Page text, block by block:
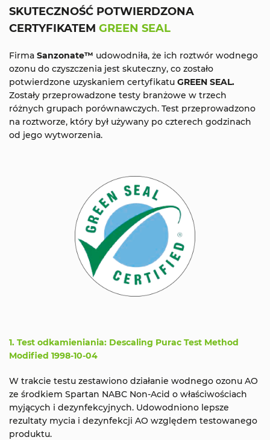
SKUTECZNOŚĆ POTWIERDZONA
CERTYFIKATEM GREEN SEAL
Firma Sanzonate™ udowodniła, że ich roztwór wodnego
ozonu do czyszczenia jest skuteczny, co zostało
potwierdzone uzyskaniem certyfikatu GREEN SEAL.
Zostały przeprowadzone testy branżowe w trzech
różnych grupach porównawczych. Test przeprowadzono
na roztworze, który był używany po czterech godzinach
od jego wytworzenia.
1. Test odkamieniania: Descaling Purac Test Method
Modified 1998-10-04
W trakcie testu zestawiono działanie wodnego ozonu AO
ze środkiem Spartan NABC Non-Acid o właściwościach
myjących i dezynfekcyjnych. Udowodniono lepsze
rezultaty mycia i dezynfekcji AO względem testowanego
produktu.